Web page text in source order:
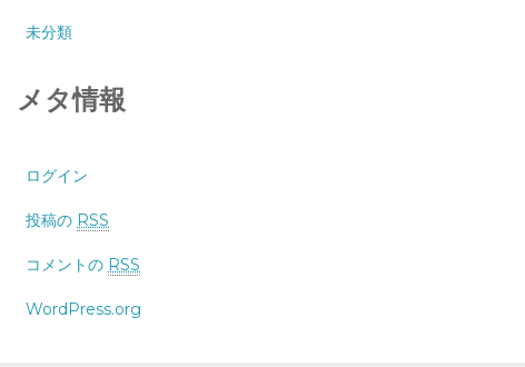
未分類
メタ情報
ログイン
投稿の RSS
コメントの RSS
WordPress.org